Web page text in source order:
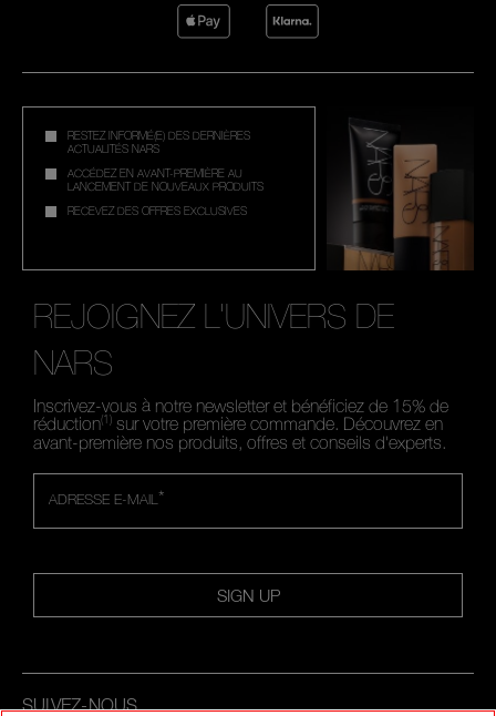
RESTEZ INFORMÉ(E) DES DERNIÈRES
ACTUALITÉS NARS
ACCÉDEZ EN AVANT-PREMIÈRE AU
LANCEMENT DE NOUVEAUX PRODUITS
RECEVEZ DES OFFRES EXCLUSIVES
REJOIGNEZ L'UNIVERS DE
NARS
Inscrivez-vous à notre newsletter et bénéficiez de 15% de
réduction(1) sur votre première commande. Découvrez en
avant-première nos produits, offres et conseils d'experts.
*
ADRESSE E-MAIL
SIGN UP
SUIVEZ-NOUS